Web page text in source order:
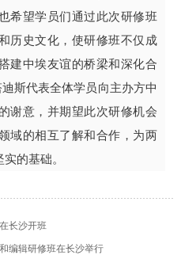
希望学员们通过此次研修班
历史文化，使研修班不仅成
建中埃友谊的桥梁和深化合
斯代表全体学员向主办方中
谢意，并期望此次研修机会
域的相互了解和合作，为两
的基础。
长沙开班
编辑研修班在长沙举行